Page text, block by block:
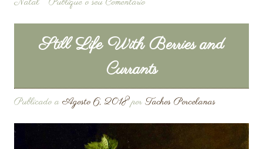
Natal Publique o seu Comentário
Still Life With Berries and
Currants
Publicado a Agosto 6, 2018por Tachos Porcelanas